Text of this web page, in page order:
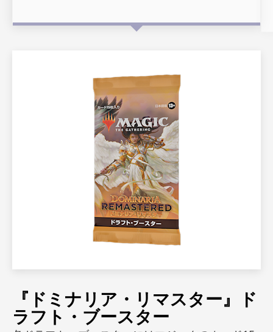
『ドミナリア・リマスター』ド
ラフト・ブースター